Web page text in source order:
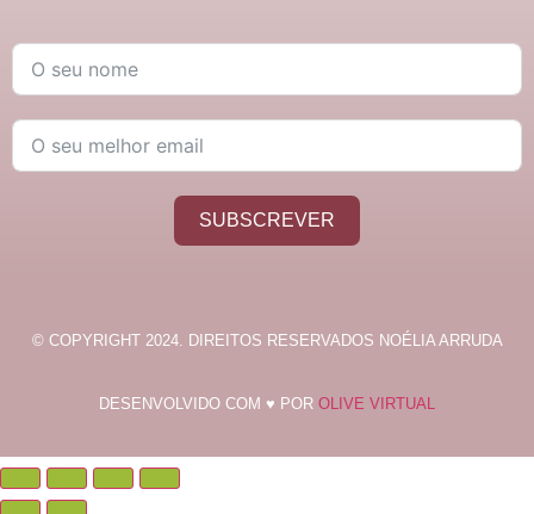
SUBSCREVER
© COPYRIGHT 2024. DIREITOS RESERVADOS NOÉLIA ARRUDA
DESENVOLVIDO COM ♥ POR OLIVE VIRTUAL